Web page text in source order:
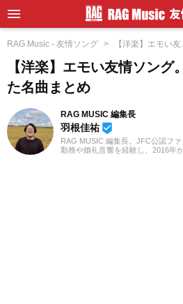
RAG Music - 友情ソング 【洋楽】エモい
【洋楽】エモい友情ソング
た名曲まとめ
RAG MUSIC 編集長
羽根佳祐 beenhere
RAG MUSIC 編集長。JFC公認フ
勤務や婚礼音響を経験し、2016年